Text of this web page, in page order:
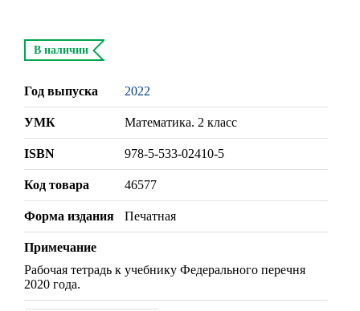
В наличии
Год выпуска 2022
УМК Математика. 2 класс
ISBN 978-5-533-02410-5
Код товара 46577
Форма издания Печатная
Примечание
Рабочая тетрадь к учебнику Федерального перечня
2020 года.